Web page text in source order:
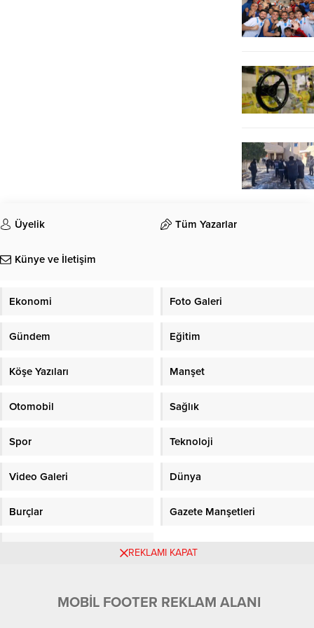
Üyelik Tüm Yazarlar
Künye ve İletişim
Ekonomi Foto Galeri
Gündem Eğitim
Köşe Yazıları Manşet
Otomobil Sağlık
Spor Teknoloji
Video Galeri Dünya
Burçlar Gazete Manşetleri
REKLAMI KAPAT
MOBİL FOOTER REKLAM ALANI